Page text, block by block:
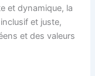
et dynamique, la
et juste,
et des valeurs